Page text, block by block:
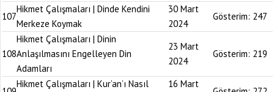
107
Hikmet Çalışmaları | Dinde Kendini
Merkeze Koymak
30 Mart
2024
Gösterim: 247
108
Hikmet Çalışmaları | Dinin
Anlaşılmasını Engelleyen Din
Adamları
23 Mart
2024
Gösterim: 219
Hikmet Çalışmaları | Kur’an’ı Nasıl
16 Mart